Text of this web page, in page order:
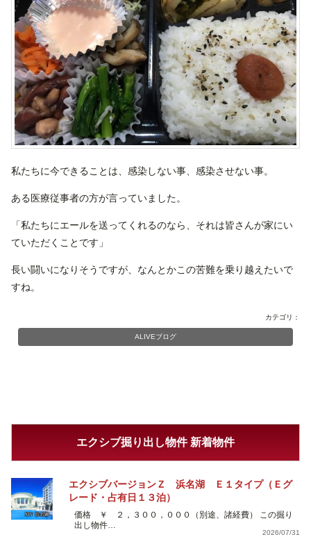
私たちに今できることは、感染しない事、感染させない事。
ある医療従事者の方が言っていました。
「私たちにエールを送ってくれるのなら、それは皆さんが家にい
ていただくことです」
長い闘いになりそうですが、なんとかこの苦難を乗り越えたいで
すね。
カテゴリ：
ALIVEブログ
エクシブ掘り出し物件 新着物件
エクシブバージョンＺ 浜名湖 Ｅ１タイプ（Ｅグ
レード・占有日１３泊）
価格 ￥ ２，３００，０００（別途、諸経費） この掘り
出し物件…
2026/07/31